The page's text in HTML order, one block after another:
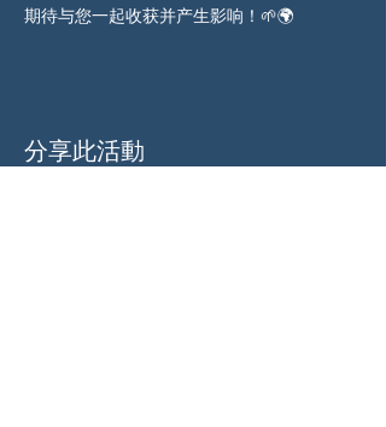
期待与您一起收获并产生影响！🌱🌍
分享此活動